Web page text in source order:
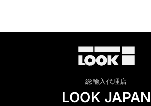
総輸入代理店
LOOK JAPAN